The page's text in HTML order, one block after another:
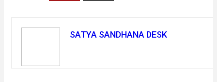
SATYA SANDHANA DESK